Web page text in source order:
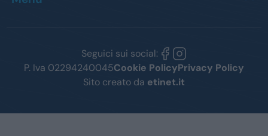
Seguici sui social:
P. Iva 02294240045Cookie PolicyPrivacy Policy
Sito creato da etinet.it